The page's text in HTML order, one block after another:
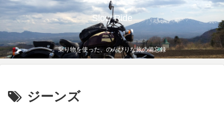
Slow Ride
乗り物を使った、のんびりな旅の備忘録
ジーンズ